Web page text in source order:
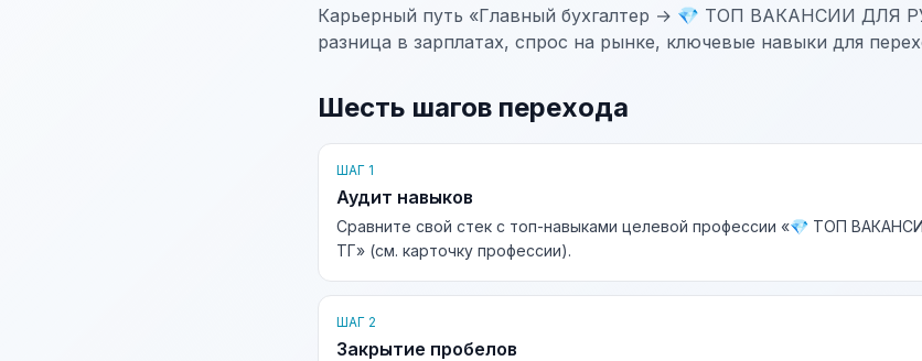
Карьерный путь «Главный бухгалтер → 💎 ТОП ВАКАНСИИ ДЛЯ
разница в зарплатах, спрос на рынке, ключевые навыки для
Шесть шагов перехода
ШАГ 1
Аудит навыков
Сравните свой стек с топ-навыками целевой профессии «💎 ТОП
ТГ» (см. карточку профессии).
ШАГ 2
Закрытие пробелов